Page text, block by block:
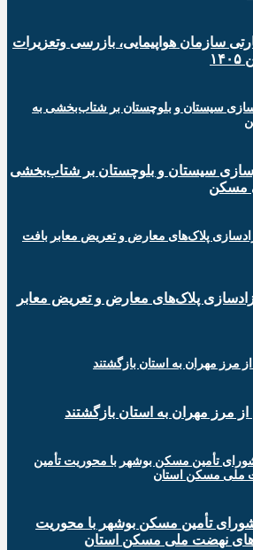
سازمان هواپیمایی، بازرسی وتعزیرات
سیستان و بلوچستان بر شتاب‌بخشی
مسکن
پلاک‌های معارض و تعریض معابر
تأمین مسکن بوشهر با محوریت
نهضت ملی مسکن استان